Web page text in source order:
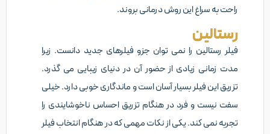
راحت به سراغ این روش درمانی بروند.
رستالین
فیلر رستالین را نمی توان جزو فیلرهای جدید دانست. زیرا
مدت زمانی زیادی از حضور آن در دنیای زیبایی می گذرد.
تزریق این فیلر بسیار آسان است و ماندگاری خوبی دارد. خیلی
سفت نیست و فرد در هنگام تزریق احساس ناخوشایندی را
تجربه نمی کند. یکی از نکات مهمی که در هنگام انتخاب فیلر